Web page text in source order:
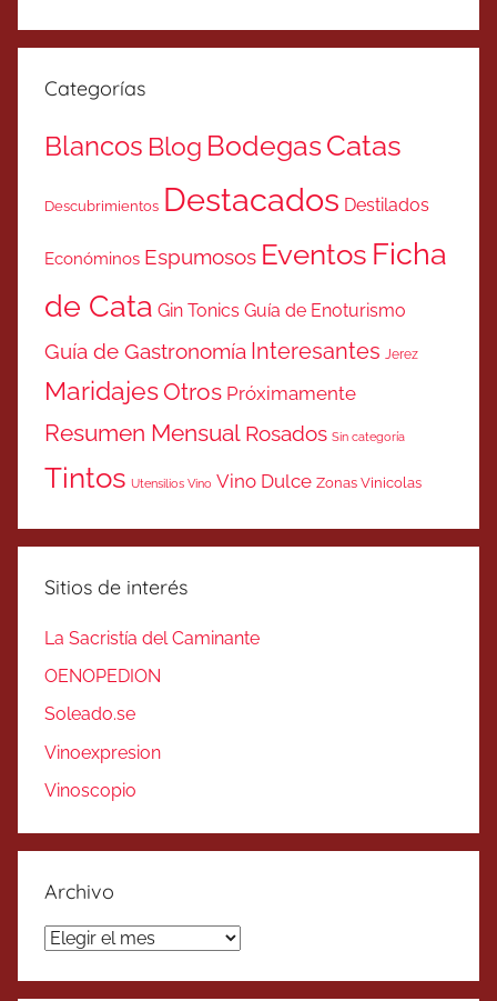
Categorías
Blancos Blog BodegasCatas
Descubrimientos Destacados Destilados
Económinos Espumosos Eventos Ficha
de Cata Gin Tonics Guía de Enoturismo
Guía de Gastronomía Interesantes Jerez
MaridajesOtros Próximamente
Resumen Mensual Rosados Sin categoría
Tintos Utensilios Vino Vino Dulce Zonas Vinicolas
Sitios de interés
La Sacristía del Caminante
OENOPEDION
Soleado.se
Vinoexpresion
Vinoscopio
Archivo
Archivo